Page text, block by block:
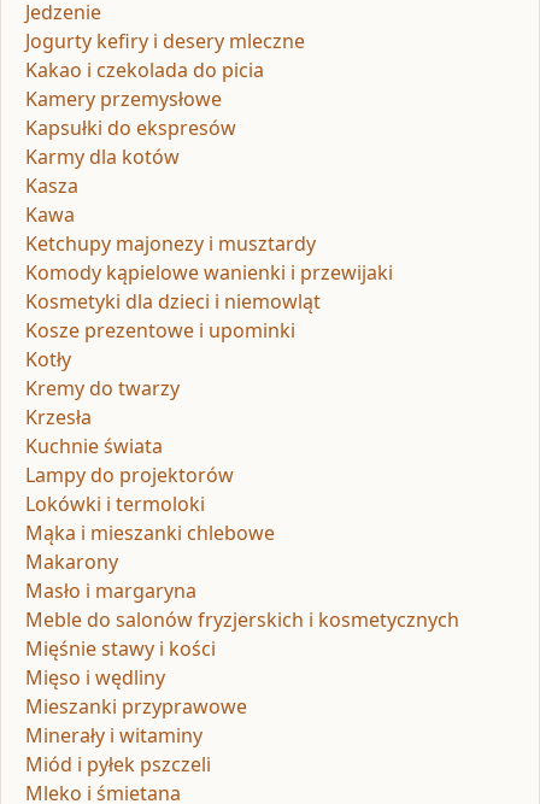
Jedzenie
Jogurty kefiry i desery mleczne
Kakao i czekolada do picia
Kamery przemysłowe
Kapsułki do ekspresów
Karmy dla kotów
Kasza
Kawa
Ketchupy majonezy i musztardy
Komody kąpielowe wanienki i przewijaki
Kosmetyki dla dzieci i niemowląt
Kosze prezentowe i upominki
Kotły
Kremy do twarzy
Krzesła
Kuchnie świata
Lampy do projektorów
Lokówki i termoloki
Mąka i mieszanki chlebowe
Makarony
Masło i margaryna
Meble do salonów fryzjerskich i kosmetycznych
Mięśnie stawy i kości
Mięso i wędliny
Mieszanki przyprawowe
Minerały i witaminy
Miód i pyłek pszczeli
Mleko i śmietana